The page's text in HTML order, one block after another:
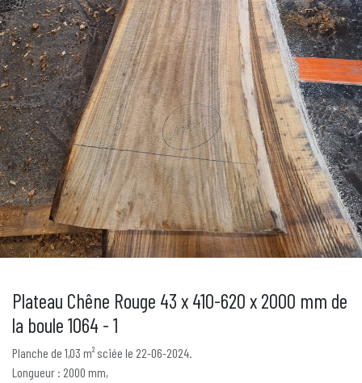
Plateau Chêne Rouge 43 x 410-620 x 2000 mm de
la boule 1064 - 1
Planche de 1,03 m² sciée le 22-06-2024.
Longueur : 2000 mm,